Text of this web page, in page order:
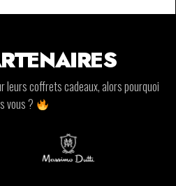
leurs coffrets cadeaux, alors pourquoi
vous ?